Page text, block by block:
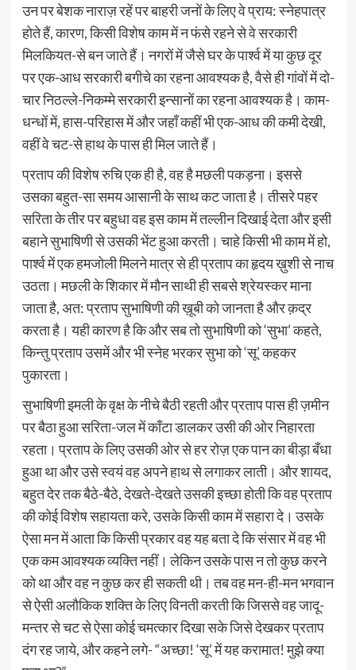
उन पर बेशक नाराज़ रहें पर बाहरी जनों के लिए वे प्राय: स्नेहपात्र
होते हैं, कारण, किसी विशेष काम में न फंसे रहने से वे सरकारी
मिलकियत-से बन जाते हैं। नगरों में जैसे घर के पार्श्व में या कुछ दूर
पर एक-आध सरकारी बगीचे का रहना आवश्यक है, वैसे ही गांवों में दो-
चार निठल्ले-निकम्मे सरकारी इन्सानों का रहना आवश्यक है। काम-
धन्धों में, हास-परिहास में और जहाँ कहीं भी एक-आध की कमी देखी,
वहीं वे चट-से हाथ के पास ही मिल जाते हैं।
प्रताप की विशेष रुचि एक ही है, वह है मछली पकड़ना। इससे
उसका बहुत-सा समय आसानी के साथ कट जाता है। तीसरे पहर
सरिता के तीर पर बहुधा वह इस काम में तल्लीन दिखाई देता और इसी
बहाने सुभाषिणी से उसकी भेंट हुआ करती। चाहे किसी भी काम में हो,
पार्श्व में एक हमजोली मिलने मात्र से ही प्रताप का हृदय ख़ुशी से नाच
उठता। मछली के शिकार में मौन साथी ही सबसे श्रेयस्कर माना
जाता है, अत: प्रताप सुभाषिणी की ख़ूबी को जानता है और क़द्र
करता है। यही कारण है कि और सब तो सुभाषिणी को ‘सुभा’ कहते,
किन्तु प्रताप उसमें और भी स्नेह भरकर सुभा को ‘सू’ कहकर
पुकारता।
सुभाषिणी इमली के वृक्ष के नीचे बैठी रहती और प्रताप पास ही ज़मीन
पर बैठा हुआ सरिता-जल में काँटा डालकर उसी की ओर निहारता
रहता। प्रताप के लिए उसकी ओर से हर रोज़ एक पान का बीड़ा बँधा
हुआ था और उसे स्वयं वह अपने हाथ से लगाकर लाती। और शायद,
बहुत देर तक बैठे-बैठे, देखते-देखते उसकी इच्छा होती कि वह प्रताप
की कोई विशेष सहायता करे, उसके किसी काम में सहारा दे। उसके
ऐसा मन में आता कि किसी प्रकार वह यह बता दे कि संसार में वह भी
एक कम आवश्यक व्यक्ति नहीं। लेकिन उसके पास न तो कुछ करने
को था और वह न कुछ कर ही सकती थी। तब वह मन-ही-मन भगवान
से ऐसी अलौकिक शक्ति के लिए विनती करती कि जिससे वह जादू-
मन्तर से चट से ऐसा कोई चमत्कार दिखा सके जिसे देखकर प्रताप
दंग रह जाये, और कहने लगे- “अच्छा! ‘सू’ में यह करामात! मुझे क्या